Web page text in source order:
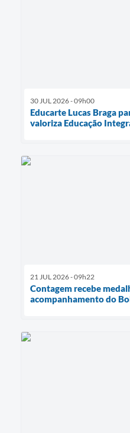
30 JUL 2026 - 09h00
Educarte Lucas Braga
valoriza Educação
21 JUL 2026 - 09h22
Contagem recebe
acompanhamento do